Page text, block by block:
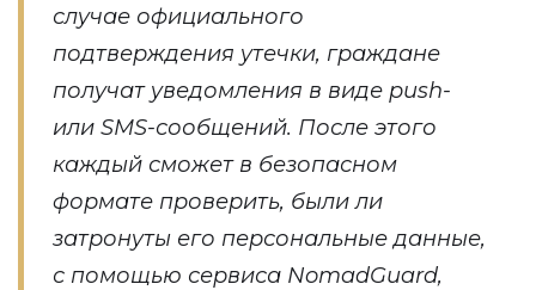
случае официального
подтверждения утечки, граждане
получат уведомления в виде push-
или SMS-сообщений. После этого
каждый сможет в безопасном
формате проверить, были ли
затронуты его персональные данные,
с помощью сервиса NomadGuard,